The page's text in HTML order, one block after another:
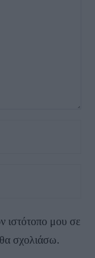
ιστότοπο μου σε
σχολιάσω.